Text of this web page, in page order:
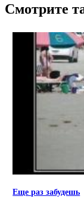
Смотрите
Еще раз забудешь